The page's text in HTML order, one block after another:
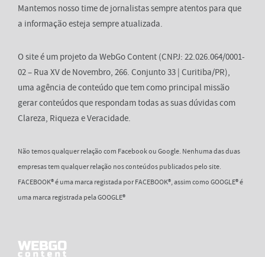
Mantemos nosso time de jornalistas sempre atentos para que
a informação esteja sempre atualizada.
O site é um projeto da WebGo Content (CNPJ: 22.026.064/0001-
02 – Rua XV de Novembro, 266. Conjunto 33 | Curitiba/PR),
uma agência de conteúdo que tem como principal missão
gerar conteúdos que respondam todas as suas dúvidas com
Clareza, Riqueza e Veracidade.
Não temos qualquer relação com Facebook ou Google. Nenhuma das duas
empresas tem qualquer relação nos conteúdos publicados pelo site.
FACEBOOK® é uma marca registada por FACEBOOK®, assim como GOOGLE® é
uma marca registrada pela GOOGLE®